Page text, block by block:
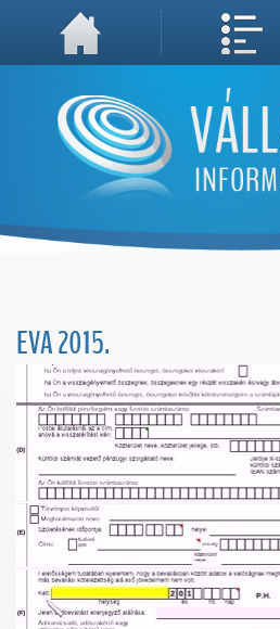
A weboldal használatával Ön elfogadja, hogy Cookie-kat (sütiket) tároljunk
EVA 2015.